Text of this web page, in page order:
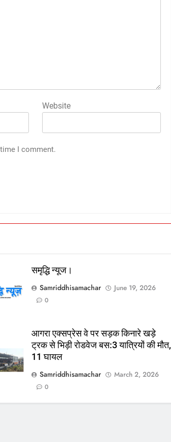
Website
I comment.
समृद्धि न्यूज।
Samriddhisamachar
June 19, 2026
0
आगरा एक्सप्रेस वे पर सड़क किनारे खड़े
ट्रक से भिड़ी रोडवेज बस:3 यात्रियों की मौत,
11 घायल
Samriddhisamachar
March 2, 2026
0